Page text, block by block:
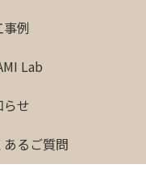
例
Lab
らせ
あるご質問